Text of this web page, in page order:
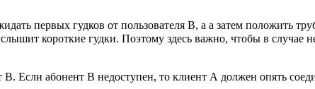
первых гудков от пользователя В, а а затем положить
короткие гудки. Поэтому здесь важно, чтобы в случае
Если абонент В недоступен, то клиент А должен опять